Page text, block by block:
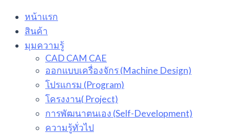
หน้าแรก
สินค้า
มุมความรู้
CAD CAM CAE
ออกแบบเครื่องจักร (Machine Design)
โปรแกรม (Program)
โครงงาน( Project)
การพัฒนาตนเอง (Self-Development)
ความรู้ทั่วไป